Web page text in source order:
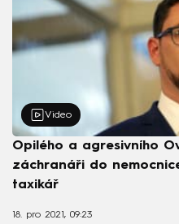
Video
Opilého a agresivního
záchranáři do
taxikář
18. pro 2021, 09:23